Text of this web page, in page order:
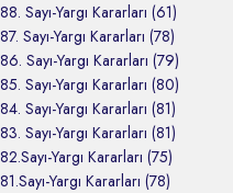
88. Sayı-Yargı Kararları (61)
87. Sayı-Yargı Kararları (78)
86. Sayı-Yargı Kararları (79)
85. Sayı-Yargı Kararları (80)
84. Sayı-Yargı Kararları (81)
83. Sayı-Yargı Kararları (81)
82.Sayı-Yargı Kararları (75)
81.Sayı-Yargı Kararları (78)